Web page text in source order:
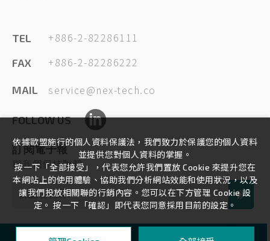
TEL +886-2-82286111
FAX +886-2-82286222
MAIL service@nex-tech.co
FOLLOW US
訂閱電子報
與我們保持聯繫
依據歐盟施行的個人資料保護法，我們致力於保護您的個人資料
並提供您對個人資料的掌握。
按一下「全部接受」，代表您允許我們置放 Cookie 來提升您在
本網站上的使用體驗、協助我們分析網站效能和使用狀況，以及
讓我們投放相關聯的行銷內容。您可以在下方管理 Cookie 設
定。 按一下「確認」即代表您同意採用目前的設定。